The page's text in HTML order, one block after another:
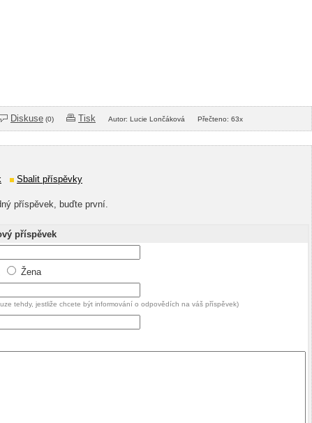
Diskuse (0) Tisk Autor: Lucie Lončáková Přečteno: 63x
Sbalit příspěvky
příspěvek, buďte první.
příspěvek
Žena
tehdy, jestliže chcete být informování o odpovědích na váš příspěvek)